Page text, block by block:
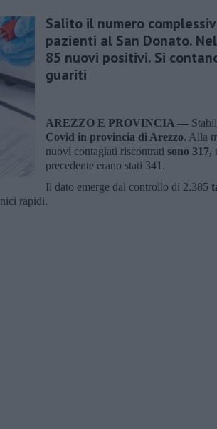
Salito il numero
pazienti al San Donato.
85 nuovi positivi. Si
guariti
AREZZO E PROVINCIA —
Covid in provincia di Arezzo. Alla
nuovi contagiati riscontrati sono 317,
precedente erano stati 341.
Il dato emerge dal controllo di 2.385
rapidi.